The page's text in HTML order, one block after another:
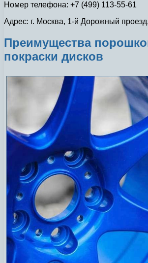
Номер телефона: +7 (499) 113-55-61
Адрес: г. Москва, 1-й Дорожный
Преимущества
покраски дисков